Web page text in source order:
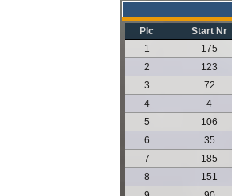
Plc Start Nr
1
175
2
123
3
72
4
4
5
106
6
35
7
185
8
151